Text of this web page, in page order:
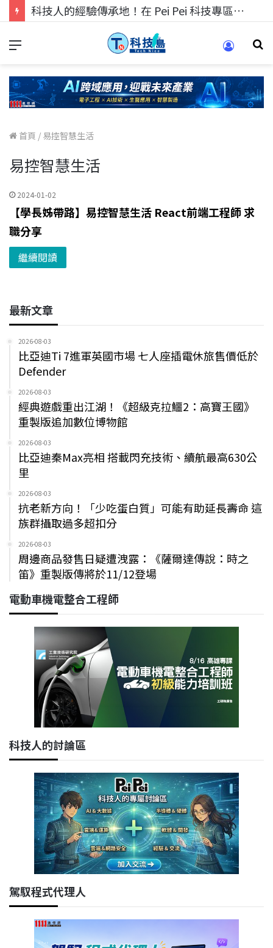
科技人的經驗傳承地！在 Pei Pei 科技專區，與學弟妹交流最硬核的技術
首頁 / 易控智慧生活
易控智慧生活
2024-01-02
【學長姊帶路】易控智慧生活 React前端工程師 求
職分享
繼續閱讀
最新文章
2026-08-03
比亞迪Ti 7進軍英國市場 七人座插電休旅售價低於
Defender
2026-08-03
經典遊戲重出江湖！《超級克拉鱷2：高寶王國》
重製版追加數位博物館
2026-08-03
比亞迪秦Max亮相 搭載閃充技術、續航最高630公
里
2026-08-03
抗老新方向！「少吃蛋白質」可能有助延長壽命 這
族群攝取過多超扣分
2026-08-03
周邊商品發售日疑遭洩露：《薩爾達傳說：時之
笛》重製版傳將於11/12登場
電動車機電整合工程師
科技人的討論區
駕馭程式代理人